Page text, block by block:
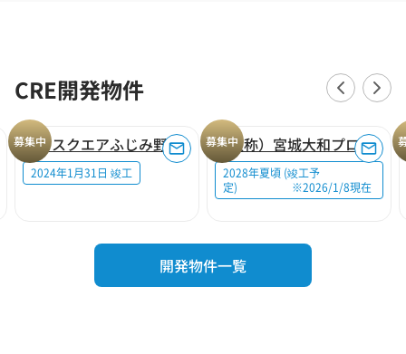
CRE開発物件
募集中
ロジスクエアふじみ野A
2024年1月31日 竣工
募集中 （仮称）宮城大和プロジェクト
2028年夏頃 (竣工予
定) ※2026/1/8現在
開発物件一覧